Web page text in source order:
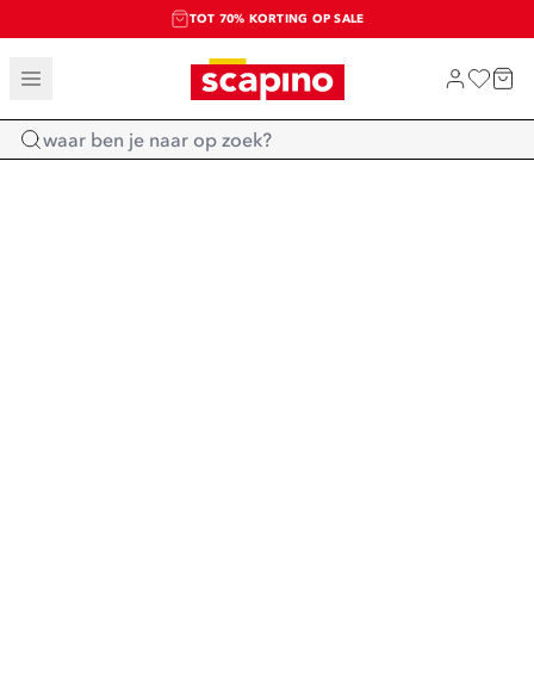
TOT 70% KORTING OP SALE
SALE: LAATSTE KANS!
SHOP NIEUW
Home